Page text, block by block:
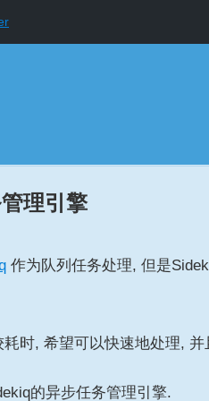
理引擎
作为队列任务处理, 但是
时, 希望可以快速地处理,
的异步任务管理引擎.